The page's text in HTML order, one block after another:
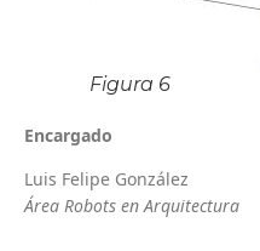
Figura 6
Encargado
Luis Felipe González
Área Robots en Arquitectura